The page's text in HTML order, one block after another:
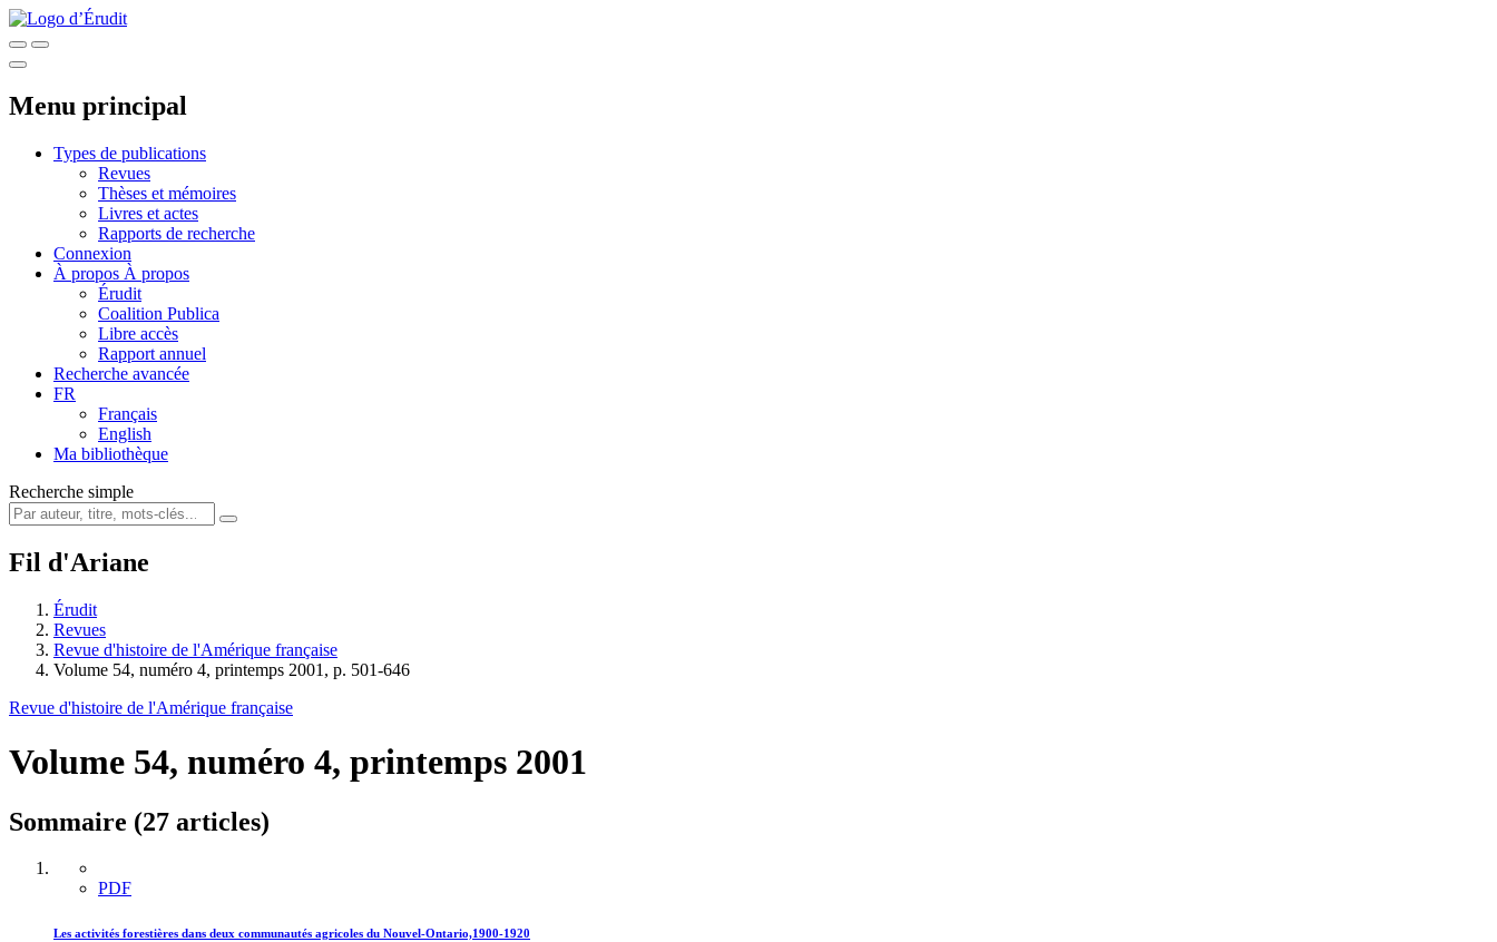
Menu principal
Types de publications
Revues
Thèses et mémoires
Livres et actes
Rapports de recherche
Connexion
À propos À propos
Érudit
Coalition Publica
Libre accès
Rapport annuel
Recherche avancée
FR
Français
English
Ma bibliothèque
Recherche simple
Fil d'Ariane
Érudit
Revues
Revue d'histoire de l'Amérique française
Volume 54, numéro 4, printemps 2001, p. 501-646
Revue d'histoire de l'Amérique française
Volume 54, numéro 4, printemps 2001
Sommaire (27 articles)
PDF
Les activités forestières dans deux communautés agricoles du Nouvel-Ontario,1900-1920